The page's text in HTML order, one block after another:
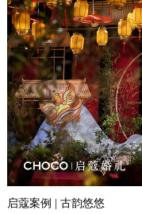
启蔻案例 | 古韵悠悠